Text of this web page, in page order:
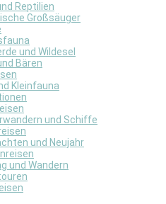
Reptilien
Großsäuger
und Wildesel
Bären
Kleinfauna
und Schiffe
und Neujahr
und Wandern